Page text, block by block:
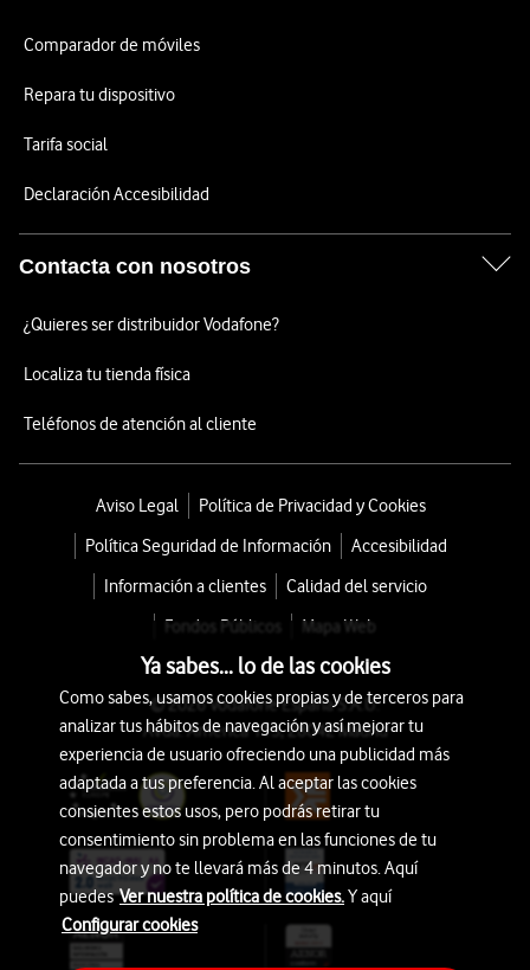
Comparador de móviles
Repara tu dispositivo
Tarifa social
Declaración Accesibilidad
Contacta con nosotros
¿Quieres ser distribuidor Vodafone?
Localiza tu tienda física
Teléfonos de atención al cliente
Aviso Legal
Política de Privacidad y Cookies
Política Seguridad de Información
Accesibilidad
Información a clientes
Calidad del servicio
Fondos Públicos
Mapa Web
© 2026 Vodafone España S.A.U.
Avda. América 115, 28042 Madrid
Ya sabes... lo de las cookies
Como sabes, usamos cookies propias y de terceros para
analizar tus hábitos de navegación y así mejorar tu
experiencia de usuario ofreciendo una publicidad más
adaptada a tus preferencia. Al aceptar las cookies
consientes estos usos, pero podrás retirar tu
consentimiento sin problema en las funciones de tu
navegador y no te llevará más de 4 minutos. Aquí
puedesVer nuestra política de cookies.Y aquí
Configurar cookies